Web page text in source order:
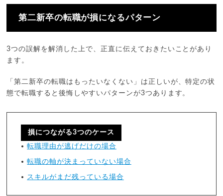
第二新卒の転職が損になるパターン
3つの誤解を解消した上で、正直に伝えておきたいことがあり
ます。
「第二新卒の転職はもったいなくない」は正しいが、特定の状
態で転職すると後悔しやすいパターンが3つあります。
損につながる3つのケース
転職理由が逃げだけの場合
転職の軸が決まっていない場合
スキルがまだ残っている場合